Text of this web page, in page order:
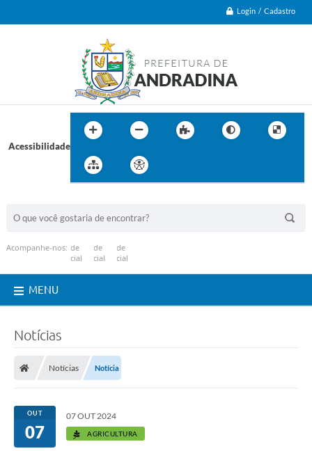
Login / Cadastro
Acessibilidade
Acompanhe-nos:
MENU
Notícias
Notícias Notícia
OUT
07
07 OUT 2024
AGRICULTURA